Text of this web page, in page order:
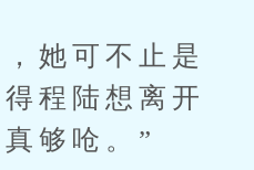
她可不止是
程陆想离开
够呛。”